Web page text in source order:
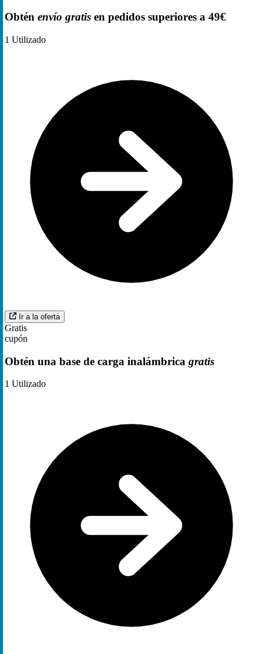
Obtén envío gratis en pedidos superiores a 49€
1 Utilizado
Ir a la oferta
Gratis
cupón
Obtén una base de carga inalámbrica gratis
1 Utilizado